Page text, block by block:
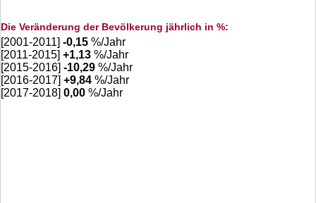
Die Veränderung der Bevölkerung jährlich in %:
[2001-2011] -0,15 %/Jahr
[2011-2015] +1,13 %/Jahr
[2015-2016] -10,29 %/Jahr
[2016-2017] +9,84 %/Jahr
[2017-2018] 0,00 %/Jahr